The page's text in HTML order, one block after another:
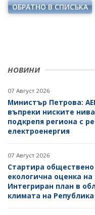
НОВИНИ
07 Август 2026
Министър Петрова:
въпреки ниските
подкрепя региона с
електроенергия
07 Август 2026
Стартира
екологична оценка
Интегриран план в
климата на Република
ОБРАТНО В СПИСЪКА